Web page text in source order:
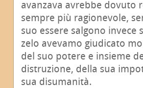
avanzava avrebbe dovuto
sempre più ragionevole,
suo essere salgono
zelo avevamo giudicato
del suo potere e insieme
distruzione, della sua
sua disumanità.